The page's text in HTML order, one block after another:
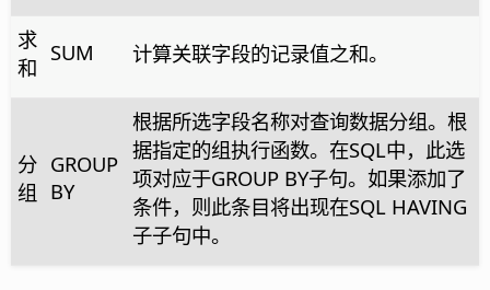
求
和
SUM 计算关联字段的记录值之和。
分
组
GROUP
BY
根据所选字段名称对查询数据分组。根
据指定的组执行函数。在SQL中，此选
项对应于GROUP BY子句。如果添加了
条件，则此条目将出现在SQL HAVING
子子句中。